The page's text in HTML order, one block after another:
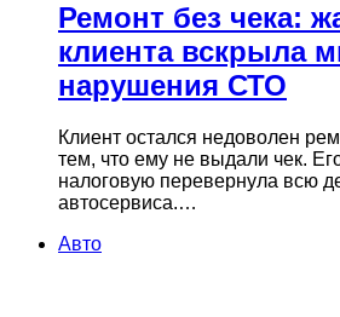
Ремонт без чека:
клиента вскрыла
нарушения СТО
Клиент остался недоволен
тем, что ему не выдали чек.
налоговую перевернула всю
автосервиса.…
Авто